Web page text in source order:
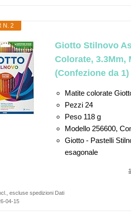
N. 2
Giotto Stilnovo
Colorate, 3.3Mm,
(Confezione da 1)
Matite colorate
Pezzi 24
Peso 118 g
Modello 256600,
Giotto - Pastelli
esagonale
escluse spedizioni Dati
04-15